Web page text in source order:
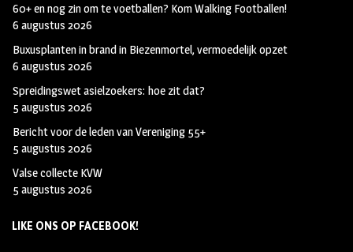
60+ en nog zin om te voetballen? Kom Walking Footballen!
6 augustus 2026
Buxusplanten in brand in Biezenmortel, vermoedelijk opzet
6 augustus 2026
Spreidingswet asielzoekers: hoe zit dat?
5 augustus 2026
Bericht voor de leden van Vereniging 55+
5 augustus 2026
Valse collecte KVW
5 augustus 2026
LIKE ONS OP FACEBOOK!